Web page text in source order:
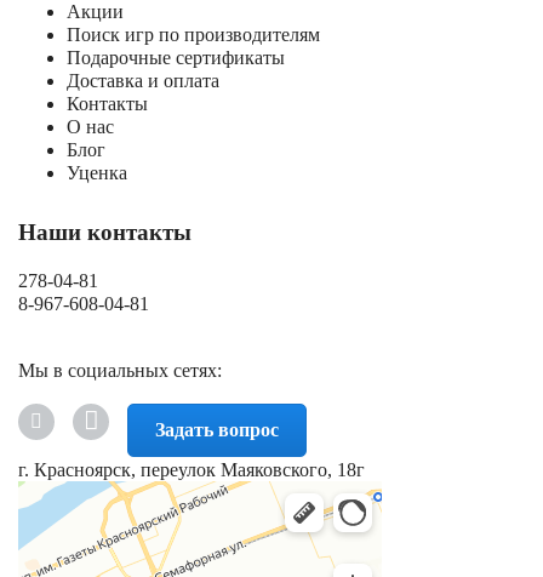
Акции
Поиск игр по производителям
Подарочные сертификаты
Доставка и оплата
Контакты
О нас
Блог
Уценка
Наши контакты
278-04-81
8-967-608-04-81
Мы в социальных сетях:
Задать вопрос
г. Красноярск, переулок Маяковского, 18г